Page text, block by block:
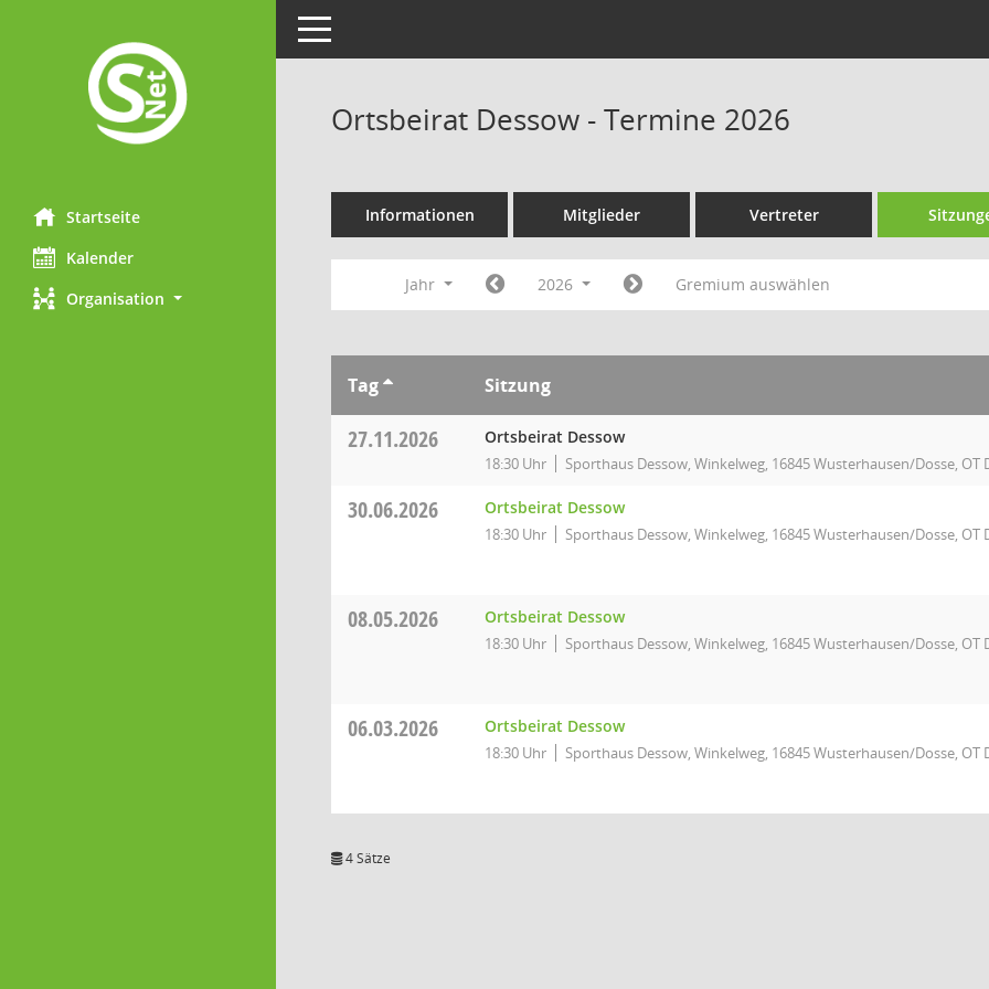
Startseite
Kalender
Organisation
Toggle navigation
Ortsbeirat Dessow - Termine 2026
Informationen Mitglieder Vertreter
Jahr 2026 Gremium auswählen
Tag Sitzung
27.11.2026 Ortsbeirat Dessow
18:30 Uhr Sporthaus Dessow, Winkelweg, 16845 Wusterhausen/Dosse, OT
30.06.2026 Ortsbeirat Dessow
18:30 Uhr Sporthaus Dessow, Winkelweg, 16845 Wusterhausen/Dosse, OT
08.05.2026 Ortsbeirat Dessow
18:30 Uhr Sporthaus Dessow, Winkelweg, 16845 Wusterhausen/Dosse, OT
06.03.2026 Ortsbeirat Dessow
18:30 Uhr Sporthaus Dessow, Winkelweg, 16845 Wusterhausen/Dosse, OT
4 Sätze